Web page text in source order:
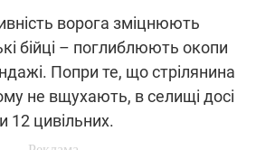
ворога зміцнюють
бійці – поглиблюють окопи
Попри те, що стрілянина
не вщухають, в селищі досі
цивільних.